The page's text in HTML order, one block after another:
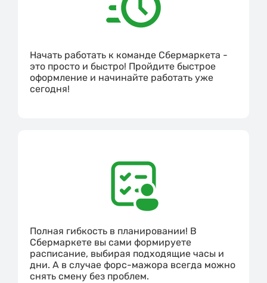
Начать работать к команде Сбермаркета -
это просто и быстро! Пройдите быстрое
оформление и начинайте работать уже
сегодня!
Полная гибкость в планировании! В
Сбермаркете вы сами формируете
расписание, выбирая подходящие часы и
дни. А в случае форс-мажора всегда можно
снять смену без проблем.